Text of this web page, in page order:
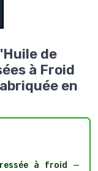
de
à Froid
en
à froid
—